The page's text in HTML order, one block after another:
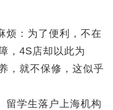
：为了便利，不在
，4S店却以此为
，就不保修，这似乎
学生落户上海机构